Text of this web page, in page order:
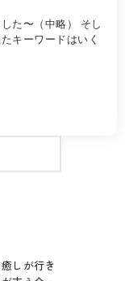
た〜（中略） そし
キーワードはいく
しが行き